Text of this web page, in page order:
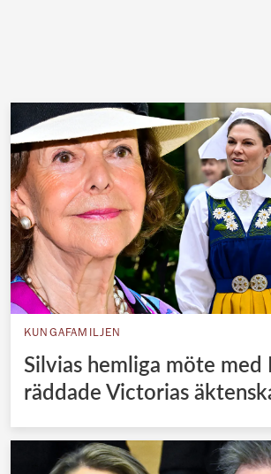
KUNGAFAMILJEN
Silvias hemliga möte med
räddade Victorias